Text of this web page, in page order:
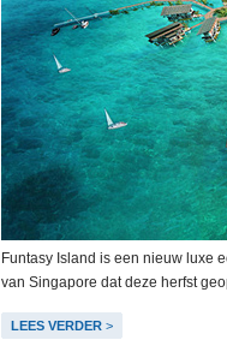
Funtasy Island is een nieuw luxe
van Singapore dat deze herfst
LEES VERDER >